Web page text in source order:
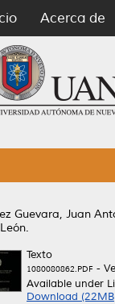
Acerca de
Guevara, Juan
Texto
1080080862.PDF -
Available under
Download